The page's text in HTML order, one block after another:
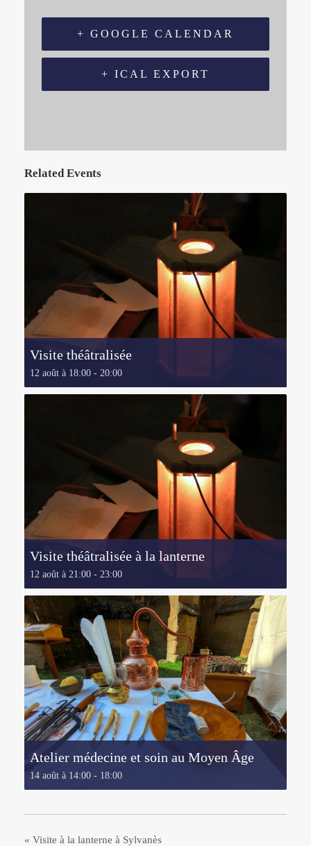
+ GOOGLE CALENDAR
+ ICAL EXPORT
Related Events
Visite théâtralisée
12 août à 18:00 - 20:00
Visite théâtralisée à la lanterne
12 août à 21:00 - 23:00
Atelier médecine et soin au Moyen Âge
14 août à 14:00 - 18:00
« Visite à la lanterne à Sylvanès